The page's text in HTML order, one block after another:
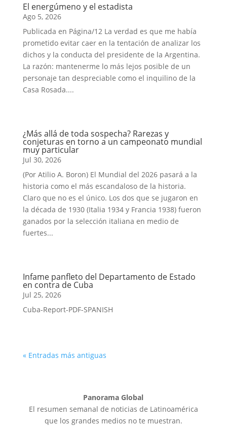
El energúmeno y el estadista
Ago 5, 2026
Publicada en Página/12 La verdad es que me había
prometido evitar caer en la tentación de analizar los
dichos y la conducta del presidente de la Argentina.
La razón: mantenerme lo más lejos posible de un
personaje tan despreciable como el inquilino de la
Casa Rosada....
¿Más allá de toda sospecha? Rarezas y
conjeturas en torno a un campeonato mundial
muy particular
Jul 30, 2026
(Por Atilio A. Boron) El Mundial del 2026 pasará a la
historia como el más escandaloso de la historia.
Claro que no es el único. Los dos que se jugaron en
la década de 1930 (Italia 1934 y Francia 1938) fueron
ganados por la selección italiana en medio de
fuertes...
Infame panfleto del Departamento de Estado
en contra de Cuba
Jul 25, 2026
Cuba-Report-PDF-SPANISH
« Entradas más antiguas
Panorama Global
El resumen semanal de noticias de Latinoamérica
que los grandes medios no te muestran.